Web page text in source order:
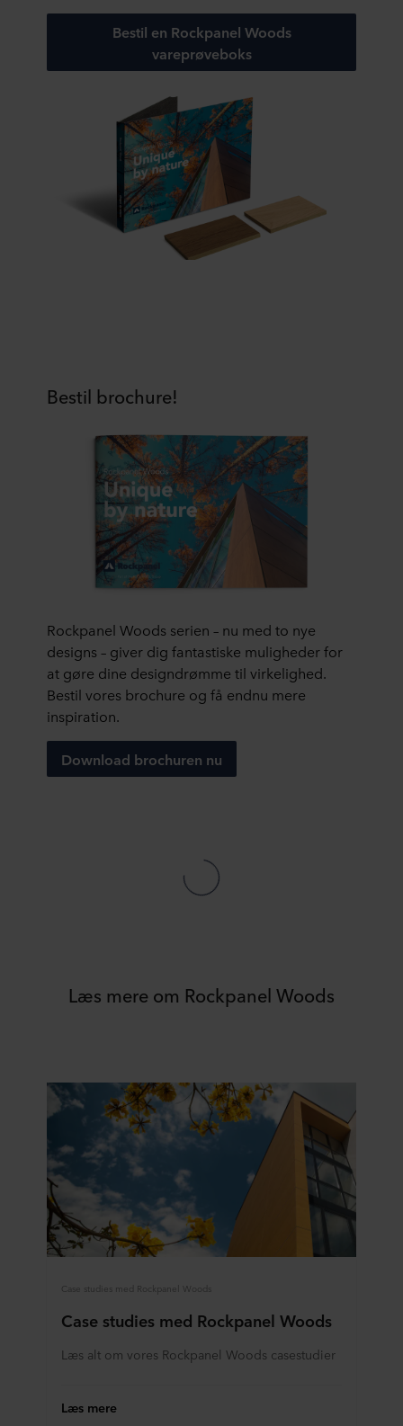
Bestil en Rockpanel Woods
vareprøveboks
Bestil brochure!
Rockpanel Woods serien – nu med to nye
designs – giver dig fantastiske muligheder for
at gøre dine designdrømme til virkelighed.
Bestil vores brochure og få endnu mere
inspiration.
Download brochuren nu
Læs mere om Rockpanel Woods
Case studies med Rockpanel Woods
Case studies med Rockpanel Woods
Læs alt om vores Rockpanel Woods casestudier
Læs mere